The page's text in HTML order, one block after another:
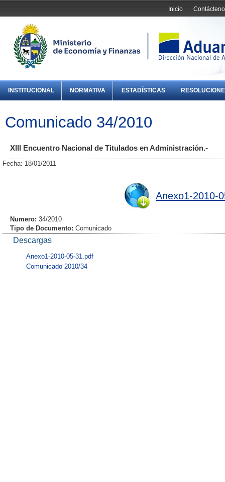
Inicio
INSTITUCIONAL NORMATIVA ESTADÍSTICAS
Comunicado 34/2010
XIII Encuentro Nacional de Titulados en Administración.-
Fecha: 18/01/2011
Anexo1-2010-
Numero: 34/2010
Tipo de Documento: Comunicado
Descargas
Anexo1-2010-05-31.pdf
Comunicado 2010/34